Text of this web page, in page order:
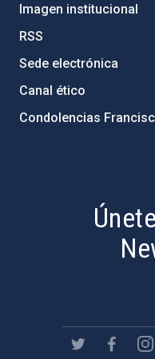
Imagen institucional
RSS
Sede electrónica
Canal ético
Condolencias